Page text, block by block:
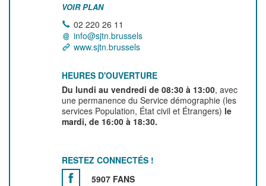
VOIR PLAN
02 220 26 11
info@sjtn.brussels
www.sjtn.brussels
HEURES D'OUVERTURE
Du lundi au vendredi de 08:30 à 13:00, avec
une permanence du Service démographie (les
services Population, État civil et Étrangers) le
mardi, de 16:00 à 18:30.
RESTEZ CONNECTÉS !
5907 FANS